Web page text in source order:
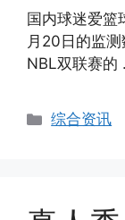
国内球迷爱
月20日的监
NBL双联赛的
Categories
综合资讯